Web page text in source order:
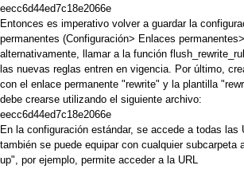
eecc6d44ed7c18e2066e
Entonces es imperativo volver a guardar la
permanentes (Configuración> Enlaces permanentes>
alternativamente, llamar a la función
las nuevas reglas entren en vigencia. Por último,
con el enlace permanente "rewrite" y la plantilla
debe crearse utilizando el siguiente archivo:
eecc6d44ed7c18e2066e
En la configuración estándar, se accede a todas las
también se puede equipar con cualquier subcarpeta
up", por ejemplo, permite acceder a la URL